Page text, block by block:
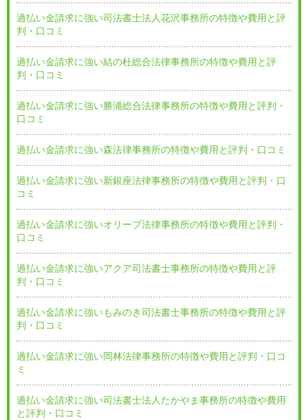
過払い金請求に強い司法書士法人花沢事務所の特徴や費用と評
判・口コミ
過払い金請求に強い結の杜総合法律事務所の特徴や費用と評
判・口コミ
過払い金請求に強い勝浦総合法律事務所の特徴や費用と評判・
口コミ
過払い金請求に強い森法律事務所の特徴や費用と評判・口コミ
過払い金請求に強い新銀座法律事務所の特徴や費用と評判・口
コミ
過払い金請求に強いオリーブ法律事務所の特徴や費用と評判・
口コミ
過払い金請求に強いアクア司法書士事務所の特徴や費用と評
判・口コミ
過払い金請求に強いもみのき司法書士事務所の特徴や費用と評
判・口コミ
過払い金請求に強い岡林法律事務所の特徴や費用と評判・口コ
ミ
過払い金請求に強い司法書士法人たかやま事務所の特徴や費用
と評判・口コミ